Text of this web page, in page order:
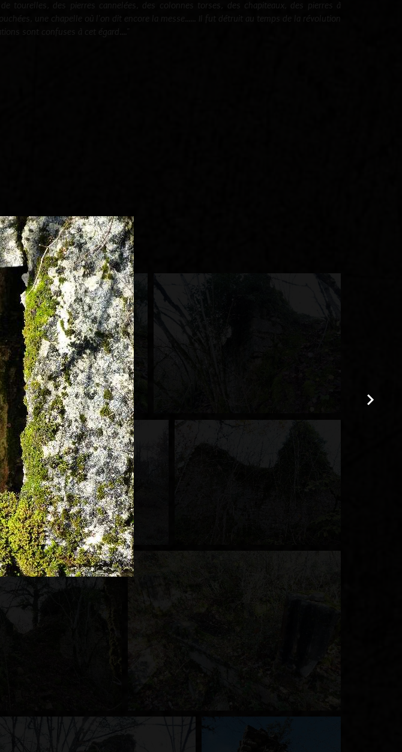
tourelles, des pierres cannelées, des colonnes torses, des chapiteaux, des pierres à
une chapelle où l'on dit encore la messe...... Il fut détruit au temps de la révolution
sont confuses à cet égard...."